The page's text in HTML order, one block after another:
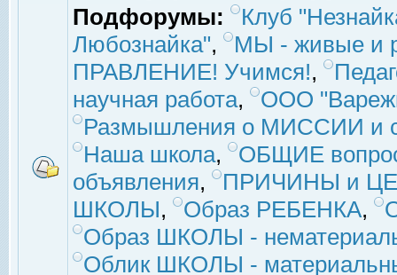
Подфорумы:
Клуб
Любознайка",
МЫ - живые и
ПРАВЛЕНИЕ! Учимся!,
научная работа,
ООО
Размышления о МИССИИ и
Наша школа,
ОБЩИЕ
объявления,
ПРИЧИНЫ и
ШКОЛЫ, Образ РЕБЕНКА,
Образ ШКОЛЫ -
Облик ШКОЛЫ -